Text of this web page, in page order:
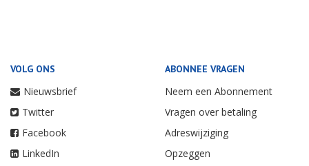
VOLG ONS
Nieuwsbrief
Twitter
Facebook
LinkedIn
ABONNEE VRAGEN
Neem een Abonnement
Vragen over betaling
Adreswijziging
Opzeggen